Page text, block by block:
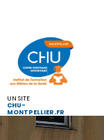
UN SITE
CHU-
MONTPELLIER.FR